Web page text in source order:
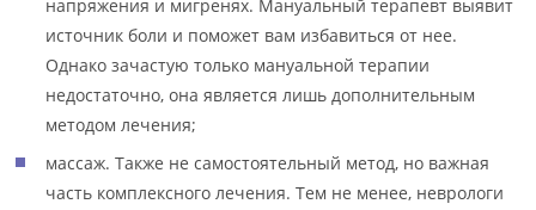
напряжения и мигренях. Мануальный терапевт выявит
источник боли и поможет вам избавиться от нее.
Однако зачастую только мануальной терапии
недостаточно, она является лишь дополнительным
методом лечения;
массаж. Также не самостоятельный метод, но важная
часть комплексного лечения. Тем не менее, неврологи